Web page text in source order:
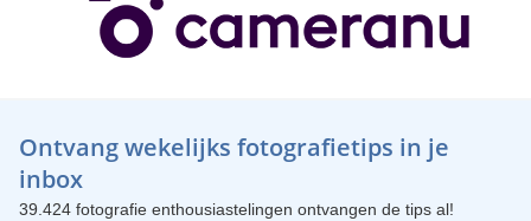
Ontvang wekelijks fotografietips in je
inbox
39.424 fotografie enthousiastelingen ontvangen de tips al!